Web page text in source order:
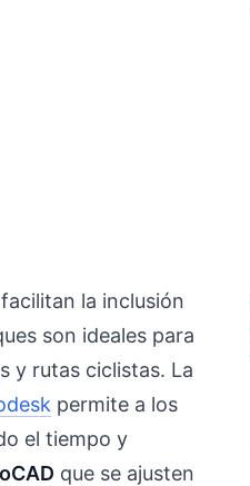
la inclusión
son ideales para
y rutas ciclistas. La
permite a los
el tiempo y
que se ajusten